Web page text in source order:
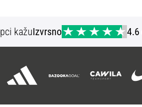
kažuIzvrsno 4.6